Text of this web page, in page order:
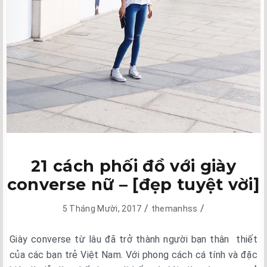
21 cách phối đồ với giày
converse nữ – [đẹp tuyệt vời]
5 Tháng Mười, 2017 / themanhss /
Giày converse từ lâu đã trở thành người bạn thân thiết
của các bạn trẻ Việt Nam. Với phong cách cá tính và đặc